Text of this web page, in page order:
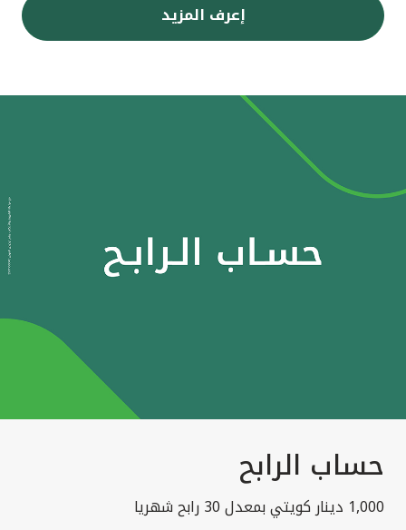
إعرف المزيد
حساب الرابح
1,000 دينار كويتي بمعدل 30 رابح شهريا